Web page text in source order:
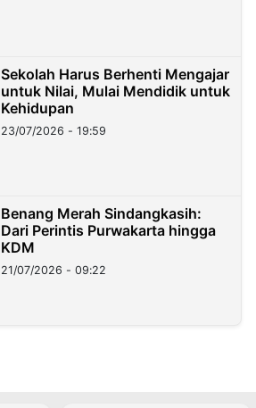
Sekolah Harus Berhenti Mengajar
untuk Nilai, Mulai Mendidik untuk
Kehidupan
23/07/2026 - 19:59
Benang Merah Sindangkasih:
Dari Perintis Purwakarta hingga
KDM
21/07/2026 - 09:22